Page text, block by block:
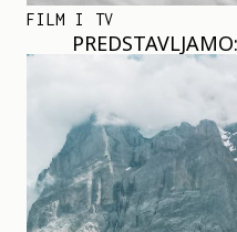
FILM I TV